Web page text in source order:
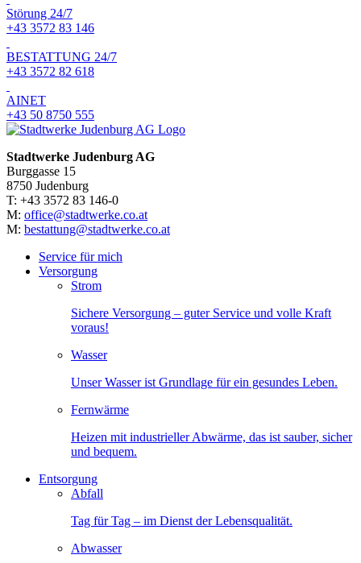
Störung 24/7
+43 3572 83 146
BESTATTUNG 24/7
+43 3572 82 618
AINET
+43 50 8750 555
Stadtwerke Judenburg AG
Burggasse 15
8750 Judenburg
T: +43 3572 83 146-0
M: office@stadtwerke.co.at
M: bestattung@stadtwerke.co.at
Service für mich
Versorgung
Strom
Sichere Versorgung – guter Service und volle Kraft
voraus!
Wasser
Unser Wasser ist Grundlage für ein gesundes Leben.
Fernwärme
Heizen mit industrieller Abwärme, das ist sauber, sicher
und bequem.
Entsorgung
Abfall
Tag für Tag – im Dienst der Lebensqualität.
Abwasser